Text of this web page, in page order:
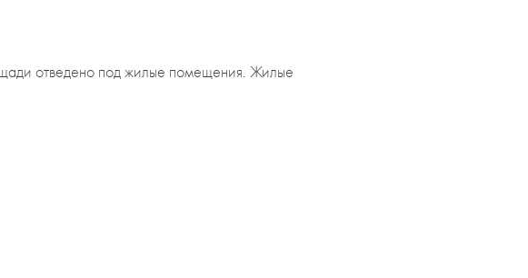
отведено под жилые помещения. Жилые